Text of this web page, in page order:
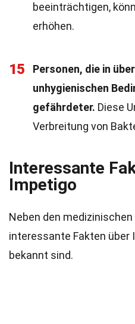
beeinträchtigen,
erhöhen.
15
Personen, die in
unhygienischen
gefährdeter. Diese
Verbreitung von
Interessante
Impetigo
Neben den
interessante Fakten über
bekannt sind.